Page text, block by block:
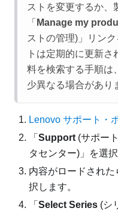
ストを変更するか、
「 Manage my
ストの管理)」リン
トは定期的に更新
料を検索する手順は
少異なる場合があり
Lenovo サポート・
「 Support (サポー
タセンター)」を選択
内容がロードされた
択します。
「 Select Series (シ